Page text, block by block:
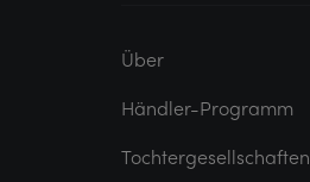
Über
Händler-Programm
Tochtergesellschaften